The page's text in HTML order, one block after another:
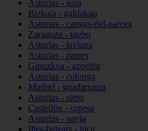
Asturias - lena
Bizkaia - galdakao
Asturias - cangas-del-narcea
Zaragoza - utebo
Asturias - laviana
Asturias - parres
Gipuzkoa - azpeitia
Asturias - colunga
Madrid - guadarrama
Asturias - siero
Castellón - orpesa
Asturias - navia
Illes-balears - inca